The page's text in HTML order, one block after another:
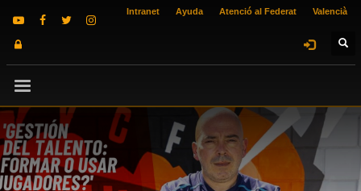
Intranet Ayuda Atenció al Federat Valencià